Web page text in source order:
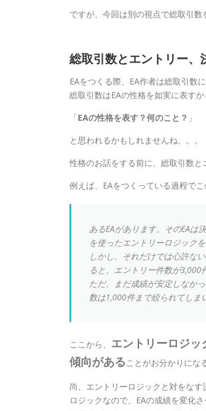
ですが、今回は別の視点で総取引数
総取引数とエントリー、
EAをつくる際、EA作者は総取引数
総取引数はEAの性格を如実に表すか
「EAの性格を表す？何のこと？ 」
と思われるかもしれませんね。。。
性格のお話をする前に、総取引数と
例えば、EAをつくっている過程で
あるEAがあります。そのEAは
を使ったエントリーロジック
しかし、それだけでは心許な
ると、エントリー件数が3,000
ただ、まだ成績が安定しなか
数は1,000件まで絞られてしま
ここから、 エントリーロジッ
傾向があることがお分かりにな
尚、エントリーロジックと対をな
ロジックなので、EAの成績を変化